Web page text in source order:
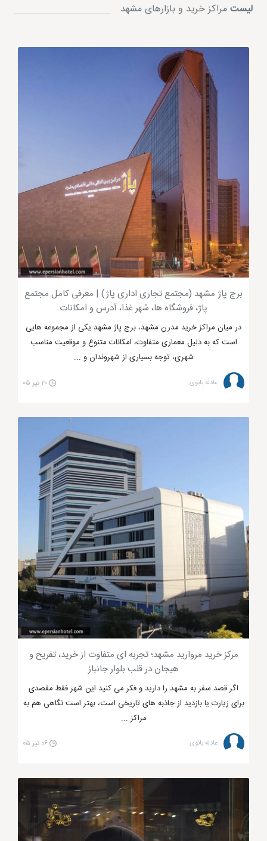
زائران عزیز بتوانید در انتخاب هتل خود ازپرشین هتل
مراکز خرید مشهد داشته باشید. از جمله مراکز خرید مشهد
نزدیک نزدیک به حرم
از دیگر مراکز خرید مشهد نزدیک حرم هستند که معماری
سنتی خود را به خوبی حفظ کرده و کالاهایی با قیمت
مناسب را عرضه می کند.
بازار رضا مشهد
دارد؟
از تنوع بی شماری برخوردار
هستند که برخی از آن ها بسیار گران و برخی دیگر ارزان تر
هستند. در این قسمت می خواهیم نام ارزان ترین مکان
برای خرید لباس مشهد را ببریم تا گردشگران تور مشهد
بتوانند با قیمتی مناسب لباس تهیه کنند. البته ارزان برای
هرکسی تعریفی دارد، برای برخی ظاهر مناسب لباس و
قیمت بسیار پایین اهمیت دارد و برای برخی کیفیت خوب
و قیمت مناسب حکم ارزانی را دارد.
مجتمع های تجاری مشهد مانند بازار رضا مشهد، الماس
شرق مشهد، بازار مرکزی مشهد، پاساژ فردوسی مشهد،
سراهای 17 شهریور و ... از ارزان ترین اماکن برای خرید
لباس در مشهد هستند که هر نوع سلیقه ای را پوشش می
این مراکز خرید مشهد را شرح داده تا شما انتخابی آگاهانه
داشته باشید. البته طبق نظرات گردشگران شهر مشهد یکی
از ارزان ترین شهر های ایران شناخته شده است.
لیستمراکز خرید و بازارهای مشهد
برج پاژ مشهد (مجتمع تجاری اداری پاژ) | معرفی کامل مجتمع
پاژ، فروشگاه ها، شهر غذا، آدرس و امکانات
در میان مراکز خرید مدرن مشهد، برج پاژ مشهد یکی از مجموعه هایی
است که به دلیل معماری متفاوت، امکانات متنوع و موقعیت مناسب
شهری، توجه بسیاری از شهروندان و ...
عادله بانوی ۲۰ تیر ۰۵
مرکز خرید مروارید مشهد؛ تجربه ای متفاوت از خرید، تفریح و
هیجان در قلب بلوار جانباز
اگر قصد سفر به مشهد را دارید و فکر می کنید این شهر فقط مقصدی
برای زیارت یا بازدید از جاذبه های تاریخی است، بهتر است نگاهی هم به
مراکز ...
عادله بانوی ۰۶ تیر ۰۵